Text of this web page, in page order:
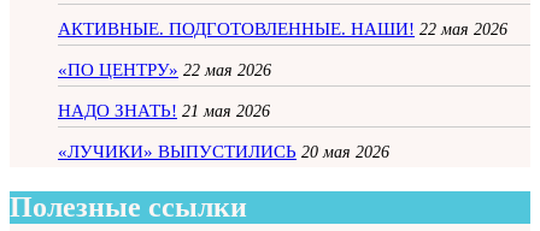
АКТИВНЫЕ. ПОДГОТОВЛЕННЫЕ. НАШИ! 22 мая 2026
«ПО ЦЕНТРУ» 22 мая 2026
НАДО ЗНАТЬ! 21 мая 2026
«ЛУЧИКИ» ВЫПУСТИЛИСЬ 20 мая 2026
Полезные ссылки